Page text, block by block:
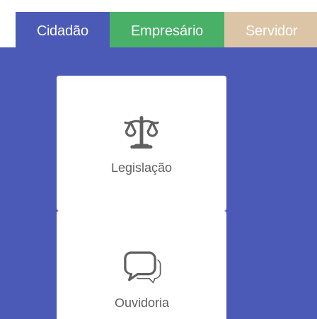
Cidadão Empresário Servidor
Legislação
Ouvidoria